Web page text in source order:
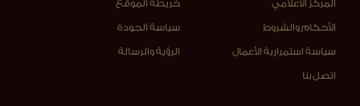
المركز الاعلامي خريطة الموقع
الأحكام والشروط سياسة الجودة
سياسة استمرارية الأعمال الرؤية والرسالة
اتصل بنا